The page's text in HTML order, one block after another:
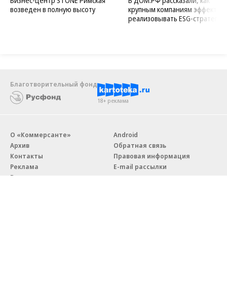
возведен в полную высоту
крупным компаниям
реализовывать ESG-стратегию
Благотворительный фонд
18+ реклама
О «Коммерсанте»
Архив
Контакты
Реклама
Вакансии
Android
Обратная связь
Правовая информация
E-mail рассылки